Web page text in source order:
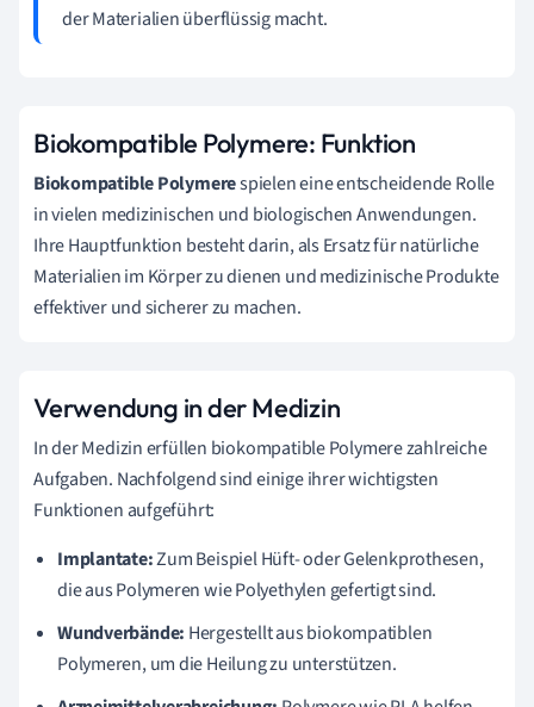
der Materialien überflüssig macht.
Biokompatible Polymere: Funktion
Biokompatible Polymerespielen eine entscheidende Rolle
in vielen medizinischen und biologischen Anwendungen.
Ihre Hauptfunktion besteht darin, als Ersatz für natürliche
Materialien im Körper zu dienen und medizinische Produkte
effektiver und sicherer zu machen.
Verwendung in der Medizin
In der Medizin erfüllen biokompatible Polymere zahlreiche
Aufgaben. Nachfolgend sind einige ihrer wichtigsten
Funktionen aufgeführt:
Implantate:Zum Beispiel Hüft- oder Gelenkprothesen,
die aus Polymeren wie Polyethylen gefertigt sind.
Wundverbände: Hergestellt aus biokompatiblen
Polymeren, um die Heilung zu unterstützen.